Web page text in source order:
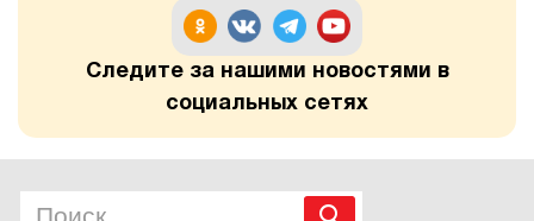
Следите за нашими новостями в
социальных сетях